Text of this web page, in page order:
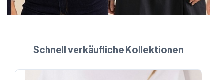
Schnell verkäufliche Kollektionen